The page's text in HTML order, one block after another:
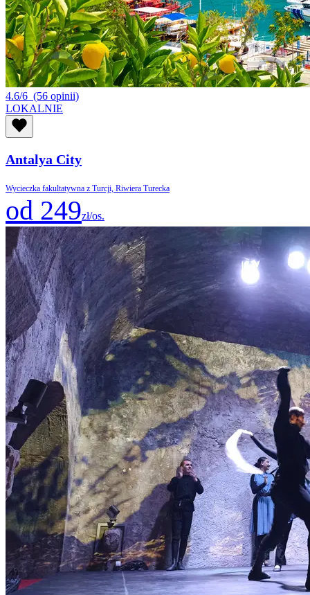
4.6/6 (56 opinii)
LOKALNIE
Antalya City
Wycieczka fakultatywna z Turcji, Riwiera Turecka
od 249zł/os.